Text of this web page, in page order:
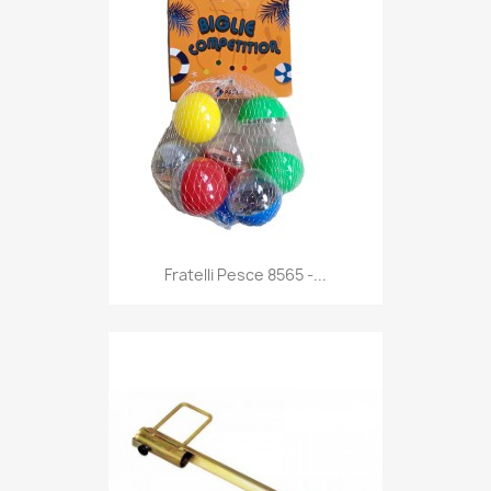
Anteprima
Fratelli Pesce 8565 -...